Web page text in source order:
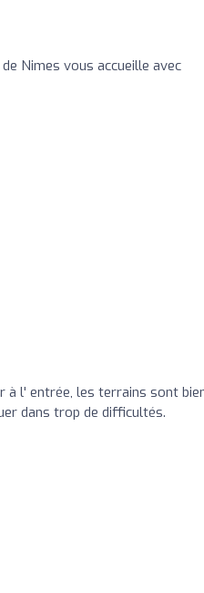
Nimes vous accueille avec
à l' entrée, les terrains sont
dans trop de difficultés.